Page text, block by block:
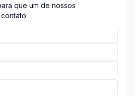
que um de nossos